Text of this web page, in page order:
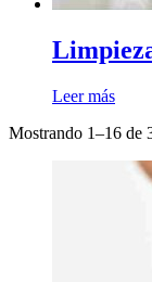
Leer más
Mostrando 1–16 de